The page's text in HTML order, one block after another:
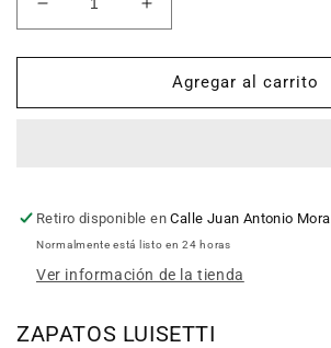
Reducir
cantidad
para
LUISETTI
Aumentar
cantidad
para
Zapatos
LUISETTI
Agregar al carrito
Retiro disponible enCalle Juan Antonio Mora
Normalmente está listo en 24 horas
Ver información de la tienda
ZAPATOS LUISETTI